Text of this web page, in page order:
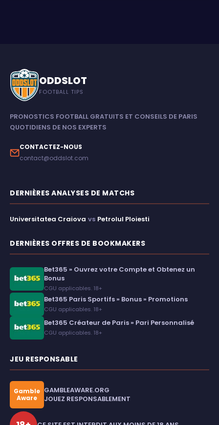
ODDSLOT
FOOTBALL TIPS
PRONOSTICS FOOTBALL GRATUITS ET CONSEILS DE PARIS
QUOTIDIENS DE NOS EXPERTS
CONTACTEZ-NOUS
contact@oddslot.com
DERNIÈRES ANALYSES DE MATCHS
Universitatea Craiova vs Petrolul Ploiesti
DERNIÈRES OFFRES DE BOOKMAKERS
Bet365 » Ouvrez votre Compte et Obtenez un
Bonus
CGU applicables. 18+
Bet365 Paris Sportifs » Bonus » Promotions
CGU applicables. 18+
Bet365 Créateur de Paris » Pari Personnalisé
CGU applicables. 18+
JEU RESPONSABLE
Gamble
Aware
GAMBLEAWARE.ORG
JOUEZ RESPONSABLEMENT